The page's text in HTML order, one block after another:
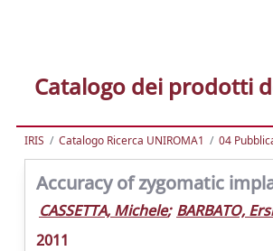
Catalogo dei prodotti
IRIS Catalogo Ricerca UNIROMA1 04
Accuracy of zygomatic
CASSETTA, Michele; BARBATO,
2011